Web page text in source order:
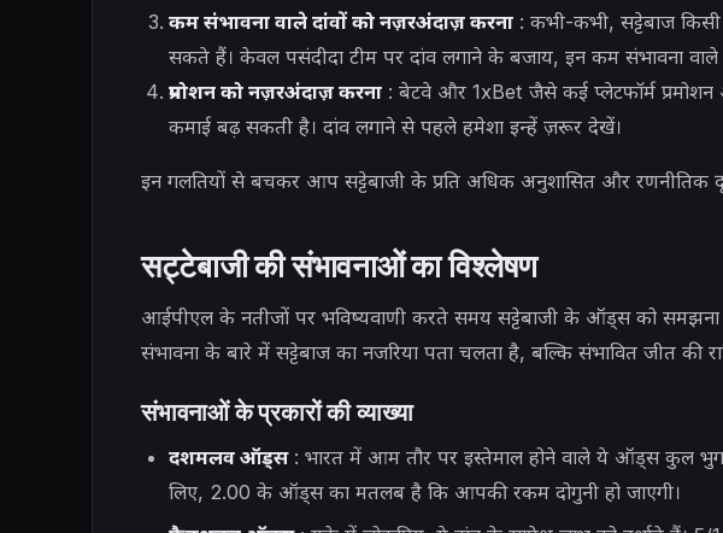
कम संभावना वाले दांवों को नज़रअंदाज़ करना: कभी-कभी, सट्टेबाज
सकते हैं। केवल पसंदीदा टीम पर दांव लगाने के बजाय, इन कम संभावना
प्रमोशन को नज़रअंदाज़ करना: बेटवे और 1xBet जैसे कई प्लेटफॉर्म
कमाई बढ़ सकती है। दांव लगाने से पहले हमेशा इन्हें ज़रूर देखें।
इन गलतियों से बचकर आप सट्टेबाजी के प्रति अधिक अनुशासित और रणनीतिक
सट्टेबाजी की संभावनाओं का विश्लेषण
आईपीएल के नतीजों पर भविष्यवाणी करते समय सट्टेबाजी के ऑड्स को
संभावना के बारे में सट्टेबाज का नजरिया पता चलता है, बल्कि संभावित जीत की
संभावनाओं के प्रकारों की व्याख्या
दशमलव ऑड्स: भारत में आम तौर पर इस्तेमाल होने वाले ये ऑड्स कुल
लिए, 2.00 के ऑड्स का मतलब है कि आपकी रकम दोगुनी हो जाएगी।